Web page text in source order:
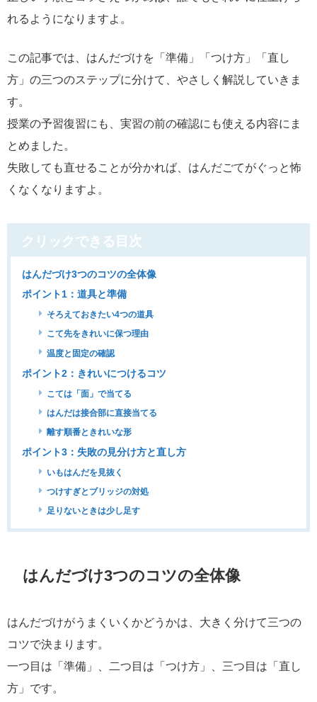
れるようになりますよ。
この記事では、はんだづけを「準備」「つけ方」「直し
方」の三つのステップに分けて、やさしく解説していきま
す。
授業の予習復習にも、実習の前の確認にも使える内容にま
とめました。
失敗しても直せることが分かれば、はんだごてがぐっと怖
くなくなりますよ。
クリックできる目次
はんだづけ3つのコツの全体像
ポイント1：道具と準備
そろえておきたい4つの道具
こて先をきれいに保つ理由
温度と固定の確認
ポイント2：きれいにつけるコツ
こては「面」で当てる
はんだは接合部に直接当てる
離す順番ときれいな形
ポイント3：失敗の見分け方と直し方
いもはんだを見抜く
つけすぎとブリッジの対処
足りないときは少し足す
はんだづけ3つのコツの全体像
はんだづけがうまくいくかどうかは、大きく分けて三つの
コツで決まります。
一つ目は「準備」、二つ目は「つけ方」、三つ目は「直し
方」です。